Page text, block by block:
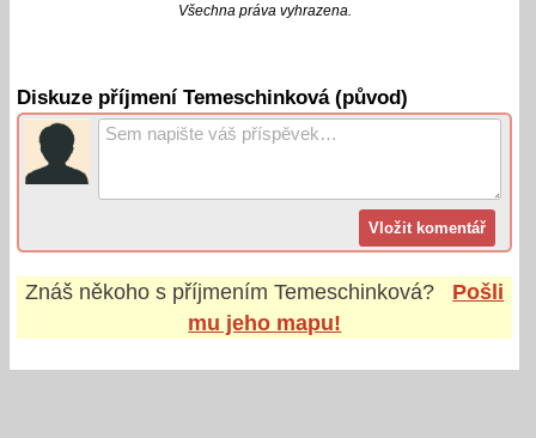
Všechna práva vyhrazena.
Diskuze příjmení Temeschinková (původ)
Znáš někoho s příjmenímTemeschinková?
Pošli
mu jeho mapu!